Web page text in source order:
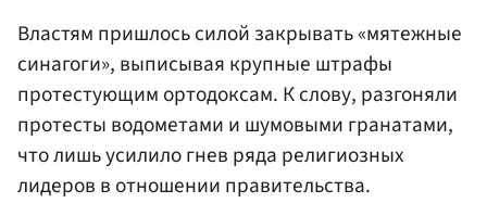
Властям пришлось силой закрывать «мятежные
синагоги», выписывая крупные штрафы
протестующим ортодоксам. К слову, разгоняли
протесты водометами и шумовыми гранатами,
что лишь усилило гнев ряда религиозных
лидеров в отношении правительства.